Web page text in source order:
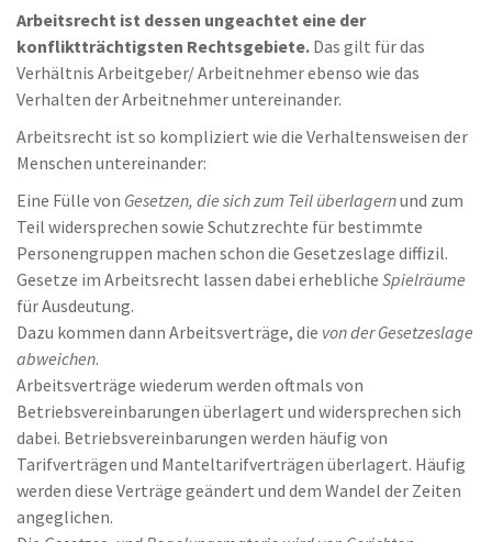
Arbeitsrecht ist dessen ungeachtet eine der
konfliktträchtigsten Rechtsgebiete. Das gilt für das
Verhältnis Arbeitgeber/ Arbeitnehmer ebenso wie das
Verhalten der Arbeitnehmer untereinander.
Arbeitsrecht ist so kompliziert wie die Verhaltensweisen der
Menschen untereinander:
Eine Fülle von Gesetzen, die sich zum Teil überlagernund zum
Teil widersprechen sowie Schutzrechte für bestimmte
Personengruppen machen schon die Gesetzeslage diffizil.
Gesetze im Arbeitsrecht lassen dabei erhebliche Spielräume
für Ausdeutung.
Dazu kommen dann Arbeitsverträge, die von der Gesetzeslage
abweichen.
Arbeitsverträge wiederum werden oftmals von
Betriebsvereinbarungen überlagert und widersprechen sich
dabei. Betriebsvereinbarungen werden häufig von
Tarifverträgen und Manteltarifverträgen überlagert. Häufig
werden diese Verträge geändert und dem Wandel der Zeiten
angeglichen.